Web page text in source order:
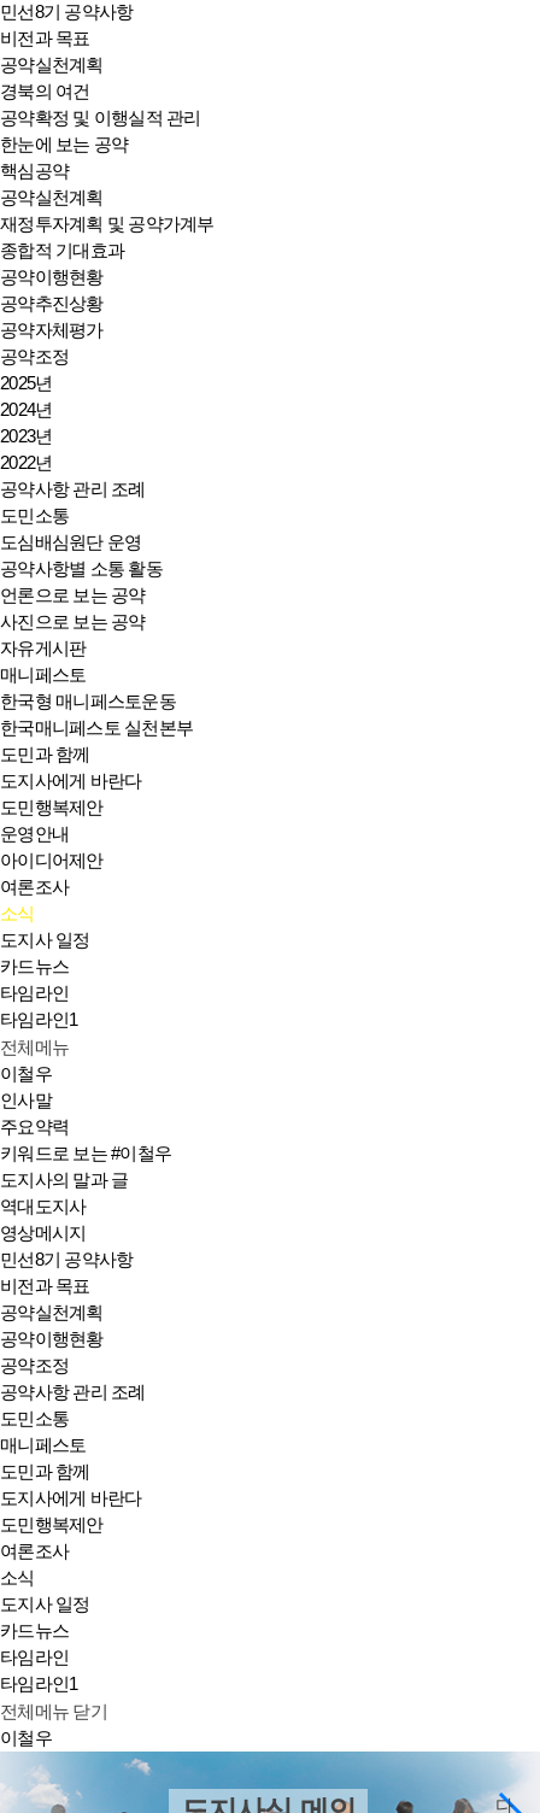
민선8기 공약사항
비전과 목표
공약실천계획
경북의 여건
공약확정 및 이행실적 관리
한눈에 보는 공약
핵심공약
공약실천계획
재정투자계획 및 공약가계부
종합적 기대효과
공약이행현황
공약추진상황
공약자체평가
공약조정
2025년
2024년
2023년
2022년
공약사항 관리 조례
도민소통
도심배심원단 운영
공약사항별 소통 활동
언론으로 보는 공약
사진으로 보는 공약
자유게시판
매니페스토
한국형 매니페스토운동
한국매니페스토 실천본부
도민과 함께
도지사에게 바란다
도민행복제안
운영안내
아이디어제안
여론조사
소식
도지사 일정
카드뉴스
타임라인
타임라인1
전체메뉴
이철우
인사말
주요약력
키워드로 보는 #이철우
도지사의 말과 글
역대도지사
영상메시지
민선8기 공약사항
비전과 목표
공약실천계획
공약이행현황
공약조정
공약사항 관리 조례
도민소통
매니페스토
도민과 함께
도지사에게 바란다
도민행복제안
여론조사
소식
도지사 일정
카드뉴스
타임라인
타임라인1
전체메뉴 닫기
이철우
다